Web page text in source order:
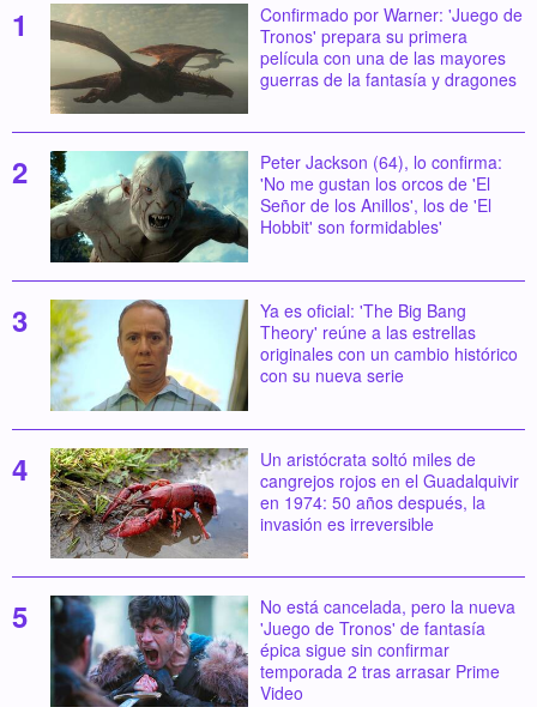
Confirmado por Warner: 'Juego de
Tronos' prepara su primera
película con una de las mayores
guerras de la fantasía y dragones
Peter Jackson (64), lo confirma:
'No me gustan los orcos de 'El
Señor de los Anillos', los de 'El
Hobbit' son formidables'
Ya es oficial: 'The Big Bang
Theory' reúne a las estrellas
originales con un cambio histórico
con su nueva serie
Un aristócrata soltó miles de
cangrejos rojos en el Guadalquivir
en 1974: 50 años después, la
invasión es irreversible
No está cancelada, pero la nueva
'Juego de Tronos' de fantasía
épica sigue sin confirmar
temporada 2 tras arrasar Prime
Video